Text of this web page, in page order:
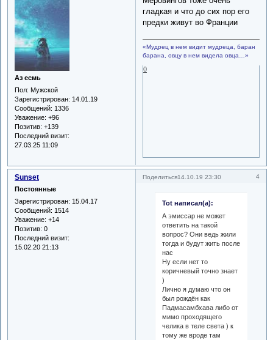
Аз есмь
Пол: Мужской
Зарегистрирован: 14.01.19
Сообщений: 1336
Уважение: +96
Позитив: +139
Последний визит:
27.03.25 11:09
гладкая и что до сих пор его
предки живут во Франции
«Мудрец в нем видит мудреца, баран
барана, овцу в нем видела овца…»
0
Поделиться 4
14.10.19 23:30
Sunset
Постоянные
Зарегистрирован: 15.04.17
Сообщений: 1514
Уважение: +14
Позитив: 0
Последний визит:
15.02.20 21:13
Tot написал(а):
А эмиссар не может
ответить на такой
вопрос? Они ведь жили
тогда и будут жить после
нас
Ну если нет то
коричневый точно знает
)
Лично я думаю что он
был рождён как
Падмасамбхава либо от
мимо проходящего
челика в теле света ) к
тому же вроде там